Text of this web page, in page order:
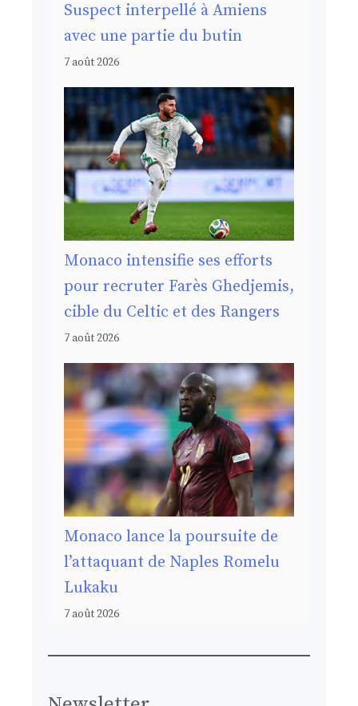
Suspect interpellé à Amiens
avec une partie du butin
7 août 2026
Monaco intensifie ses efforts
pour recruter Farès Ghedjemis,
cible du Celtic et des Rangers
7 août 2026
Monaco lance la poursuite de
l’attaquant de Naples Romelu
Lukaku
7 août 2026